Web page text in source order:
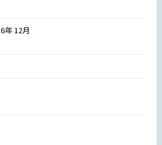
年 12月